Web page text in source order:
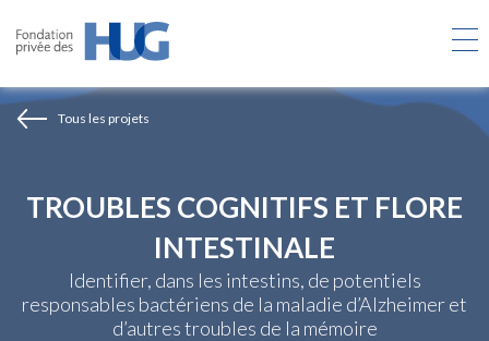
contenu
Tous les projets
TROUBLES COGNITIFS ET FLORE
INTESTINALE
Identifier, dans les intestins, de potentiels
responsables bactériens de la maladie d’Alzheimer et
d’autres troubles de la mémoire